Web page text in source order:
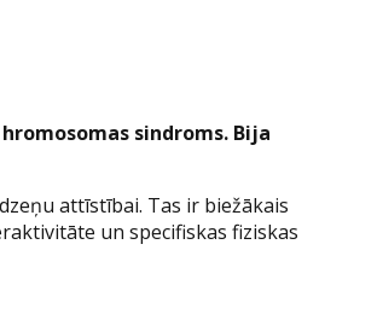
sindroms. Bija
attīstībai. Tas ir biežākais
un specifiskas fiziskas